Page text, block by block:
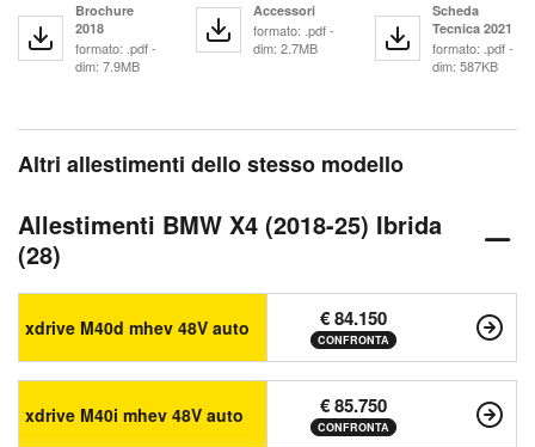
Brochure
2018
formato: .pdf -
dim: 7.9MB
Accessori
formato: .pdf -
dim: 2.7MB
Scheda
Tecnica 2021
formato: .pdf -
dim: 587KB
Altri allestimenti dello stesso modello
Allestimenti BMW X4 (2018-25) Ibrida
(28)
xdrive M40d mhev 48V auto € 84.150
CONFRONTA
xdrive M40i mhev 48V auto € 85.750
CONFRONTA